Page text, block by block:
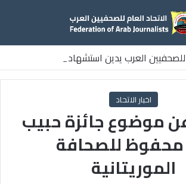
للصحفيين العرب يدين استشهاد
باستهداف إسرائيلي وسط قطاع غزة
اخبار الاتحاد
عن موضوع جائزة حبيب
محفوظ للصحافة
الموريتانية